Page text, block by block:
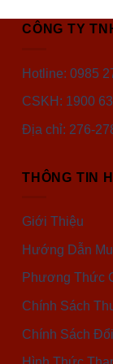
CÔNG TY
Hotline: 0985
CSKH: 1900
Địa chỉ: 276-
THÔNG TIN
Giới Thiệu
Hướng Dẫn
Phương Thức
Chính Sách
Chính Sách